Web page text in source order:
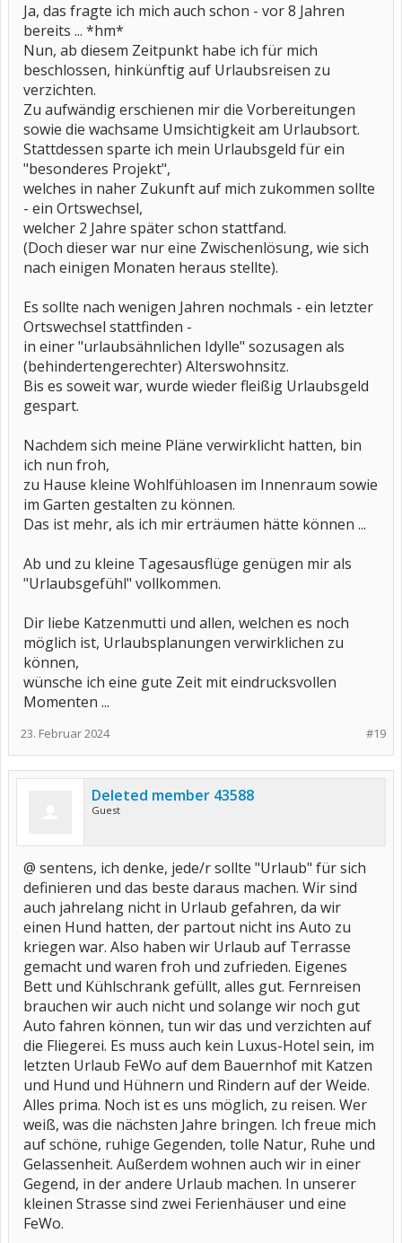
Ja, das fragte ich mich auch schon - vor 8 Jahren
bereits ... *hm*
Nun, ab diesem Zeitpunkt habe ich für mich
beschlossen, hinkünftig auf Urlaubsreisen zu
verzichten.
Zu aufwändig erschienen mir die Vorbereitungen
sowie die wachsame Umsichtigkeit am Urlaubsort.
Stattdessen sparte ich mein Urlaubsgeld für ein
"besonderes Projekt",
welches in naher Zukunft auf mich zukommen sollte
- ein Ortswechsel,
welcher 2 Jahre später schon stattfand.
(Doch dieser war nur eine Zwischenlösung, wie sich
nach einigen Monaten heraus stellte).
Es sollte nach wenigen Jahren nochmals - ein letzter
Ortswechsel stattfinden -
in einer "urlaubsähnlichen Idylle" sozusagen als
(behindertengerechter) Alterswohnsitz.
Bis es soweit war, wurde wieder fleißig Urlaubsgeld
gespart.
Nachdem sich meine Pläne verwirklicht hatten, bin
ich nun froh,
zu Hause kleine Wohlfühloasen im Innenraum sowie
im Garten gestalten zu können.
Das ist mehr, als ich mir erträumen hätte können ...
Ab und zu kleine Tagesausflüge genügen mir als
"Urlaubsgefühl" vollkommen.
Dir liebe Katzenmutti und allen, welchen es noch
möglich ist, Urlaubsplanungen verwirklichen zu
können,
wünsche ich eine gute Zeit mit eindrucksvollen
Momenten ...
#19
23. Februar 2024
Deleted member 43588
Guest
@ sentens, ich denke, jede/r sollte "Urlaub" für sich
definieren und das beste daraus machen. Wir sind
auch jahrelang nicht in Urlaub gefahren, da wir
einen Hund hatten, der partout nicht ins Auto zu
kriegen war. Also haben wir Urlaub auf Terrasse
gemacht und waren froh und zufrieden. Eigenes
Bett und Kühlschrank gefüllt, alles gut. Fernreisen
brauchen wir auch nicht und solange wir noch gut
Auto fahren können, tun wir das und verzichten auf
die Fliegerei. Es muss auch kein Luxus-Hotel sein, im
letzten Urlaub FeWo auf dem Bauernhof mit Katzen
und Hund und Hühnern und Rindern auf der Weide.
Alles prima. Noch ist es uns möglich, zu reisen. Wer
weiß, was die nächsten Jahre bringen. Ich freue mich
auf schöne, ruhige Gegenden, tolle Natur, Ruhe und
Gelassenheit. Außerdem wohnen auch wir in einer
Gegend, in der andere Urlaub machen. In unserer
kleinen Strasse sind zwei Ferienhäuser und eine
FeWo.